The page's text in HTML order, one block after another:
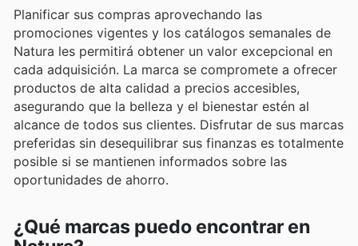
Planificar sus compras aprovechando las
promociones vigentes y los catálogos semanales de
Natura les permitirá obtener un valor excepcional en
cada adquisición. La marca se compromete a ofrecer
productos de alta calidad a precios accesibles,
asegurando que la belleza y el bienestar estén al
alcance de todos sus clientes. Disfrutar de sus marcas
preferidas sin desequilibrar sus finanzas es totalmente
posible si se mantienen informados sobre las
oportunidades de ahorro.
¿Qué marcas puedo encontrar en